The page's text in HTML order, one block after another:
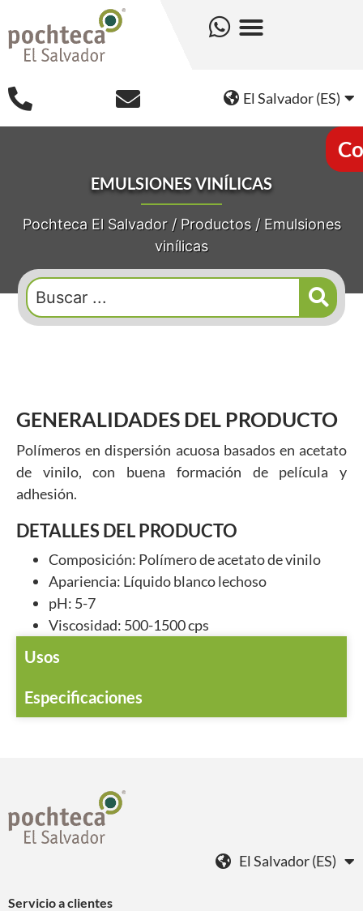
El Salvador (ES)
EMULSIONES VINÍLICAS
Pochteca El Salvador/ Productos/ Emulsiones
vinílicas
GENERALIDADES DEL PRODUCTO
Polímeros en dispersión acuosa basados en acetato
de vinilo, con buena formación de película y
adhesión.
DETALLES DEL PRODUCTO
Composición: Polímero de acetato de vinilo
Apariencia: Líquido blanco lechoso
pH: 5-7
Viscosidad: 500-1500 cps
Usos
Especificaciones
El Salvador (ES)
Servicio a clientes